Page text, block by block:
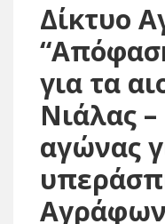
Δίκτυο
για τα
Νιάλας –
αγώνας